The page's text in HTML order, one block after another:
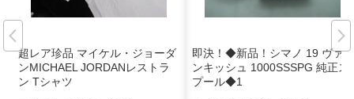
超レア珍品 マイケル・ジョーダ
ンMICHAEL JORDANレストラ
ン Tシャツ
即決！◆新品！シマノ 19 ヴァ
ンキッシュ 1000SSSPG 純正ス
プール◆1